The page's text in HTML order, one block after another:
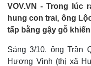
Đảng
Tổ chức nhân sự
Quốc hội
Nhận diện sự thật
VOV.VN - Trong lúc
hung con trai, ông
tấp bằng gậy gỗ
Sáng 3/10, ông Trần
Hương Vinh (thị xã